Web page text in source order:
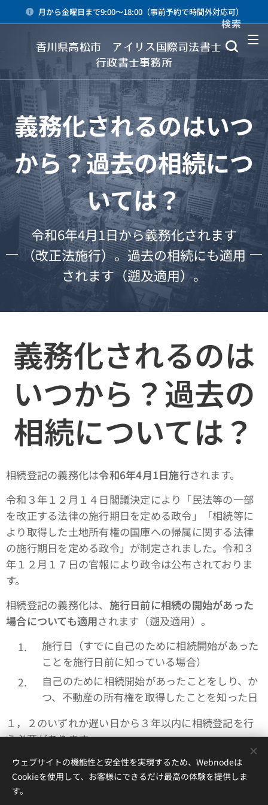
月から金曜日まで9:00～18:00（事前予約で時間外対応可）
香川県高松市 アイリス国際司法書士・
行政書士事務所
検索
義務化されるのはいつ
から？過去の相続につ
いては？
令和6年4月1日から義務化されます
（改正法施行）。過去の相続にも適用
されます（遡及適用）。
義務化されるのは
いつから？過去の
相続については？
相続登記の義務化は令和6年4月1日施行されます。
令和３年１２月１４日閣議決定により「民法等の一部
を改正する法律の施行期日を定める政令」「相続等に
より取得した土地所有権の国庫への帰属に関する法律
の施行期日を定める政令」が制定されました。令和３
年１２月１７日の官報により政令は公布されておりま
す。
相続登記の義務化は、 施行日前に相続の開始があった
場合についても適用されます（遡及適用）。
施行日（すでに自己のために相続開始があった
ことを施行日前に知っている場合）
自己のために相続開始があったことをしり、か
つ、不動産の所有権を取得したことを知った日
１，２のいずれか遅い日から３年以内に相続登記を行
う必要があります。
アイリス国際司法書士・行政書士事務所、 香川県高松市錦町２丁
ウェブサイトの機能性と安全性を実現するため、Webnodeは
Cookieを使用して、お客様にできるだけ最高の体験を提供しま
す。